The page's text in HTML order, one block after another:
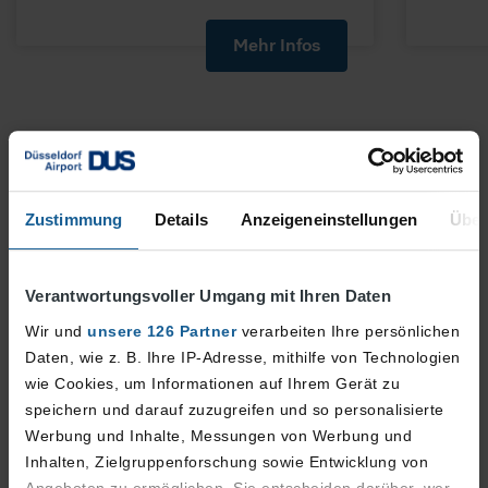
Zustimmung Details Anzeigeneinstellungen
Verantwortungsvoller Umgang mit Ihren Daten
Wir und unsere 126 Partnerverarbeiten Ihre persönlichen
Daten, wie z. B. Ihre IP-Adresse, mithilfe von Technologien
wie Cookies, um Informationen auf Ihrem Gerät zu
speichern und darauf zuzugreifen und so personalisierte
Werbung und Inhalte, Messungen von Werbung und
Inhalten, Zielgruppenforschung sowie Entwicklung von
Mehr Infos